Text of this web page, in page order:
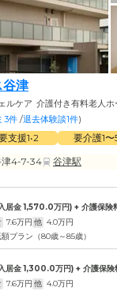
谷津
ルケア 介護付き有料老人ホ
3件 /退去体験談1件)
支援1•2 要介護1〜
津4-7-34
谷津駅
居金1,570.0万円) + 介護保険
7.6万円 他 4.0万円
プラン（80歳～85歳）
居金1,300.0万円) + 介護保険
7.6万円 他 4.0万円